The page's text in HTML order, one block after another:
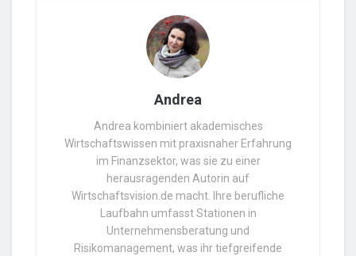
Andrea
Andrea kombiniert akademisches
Wirtschaftswissen mit praxisnaher Erfahrung
im Finanzsektor, was sie zu einer
herausragenden Autorin auf
Wirtschaftsvision.de macht. Ihre berufliche
Laufbahn umfasst Stationen in
Unternehmensberatung und
Risikomanagement, was ihr tiefgreifende